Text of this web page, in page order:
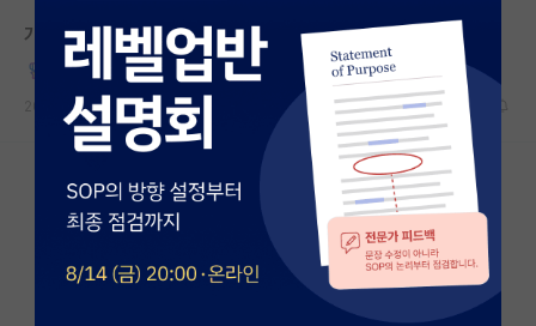
국내대학원 정보
연구실&오픈랩
커뮤니티
커뮤니티 홈
전체글보기
베스트 게시판
개천용 스타일 교수님 연구실은 입학 다시 생각해보세요
Malcolm Dole
2020.12.08 21 20169